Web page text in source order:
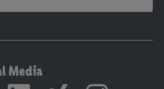
Media